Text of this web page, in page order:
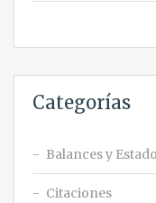
Categorías
Balances y
Citaciones